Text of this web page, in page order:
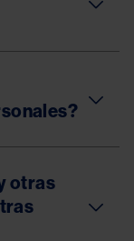
otras